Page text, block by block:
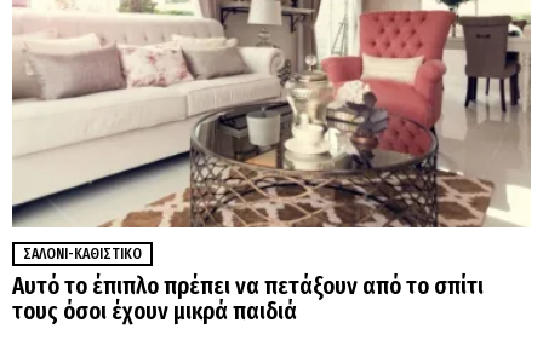
ΣΑΛΌΝΙ-ΚΑΘΙΣΤΙΚΌ
Αυτό το έπιπλο πρέπει να πετάξουν από το σπίτι
τους όσοι έχουν μικρά παιδιά